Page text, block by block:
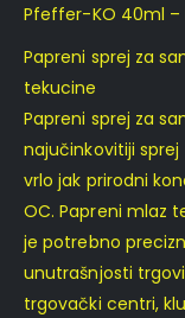
Pfeffer-KO 40ml –
Papreni sprej za
tekucine
Papreni sprej za
najučinkovitiji
vrlo jak prirodni
OC. Papreni mlaz
je potrebno
unutrašnjosti
trgovački centri,